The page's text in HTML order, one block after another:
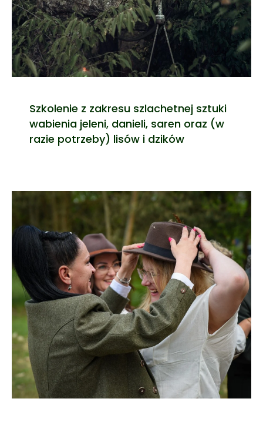
Szkolenie z zakresu szlachetnej sztuki
wabienia jeleni, danieli, saren oraz (w
razie potrzeby) lisów i dzików